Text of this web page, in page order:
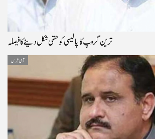
ترین گروپ کا پالیسی کو حتمی شکل دینے کا فیصلہ
قومی خبریں